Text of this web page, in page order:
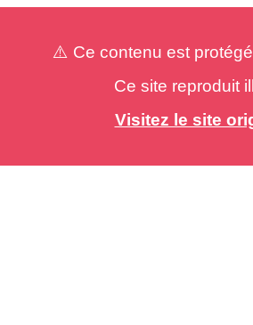
⚠️ Ce contenu est
Ce site reproduit
Visitez le site